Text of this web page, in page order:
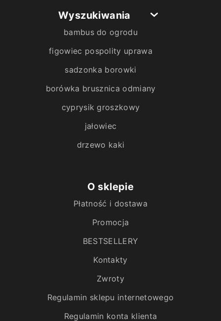
Wyszukiwania
bambus do ogrodu
figowiec pospolity uprawa
sadzonka borowki
borówka brusznica odmiany
cyprysik groszkowy
jałowiec
drzewo kaki
O sklepie
Płatność i dostawa
Promocja
BESTSELLERY
Kontakty
Zwroty
Regulamin sklepu internetowego
Regulamin konta klienta